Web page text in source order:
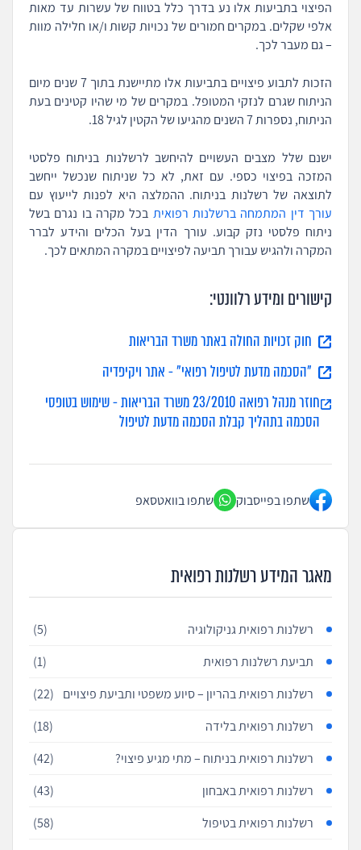
הפיצוי בתביעות אלו נע בדרך כלל בטווח של עשרות עד מאות
אלפי שקלים. במקרים חמורים של נכויות קשות ו/או חלילה מוות
– גם מעבר לכך.
הזכות לתבוע פיצויים בתביעות אלו מתיישנת בתוך 7 שנים מיום
הניתוח שגרם לנזקי המטופל. במקרים של מי שהיו קטינים בעת
הניתוח, נספרות 7 השנים מהגיעו של הקטין לגיל 18.
ישנם שלל מצבים העשויים להיחשב לרשלנות בניתוח פלסטי
המזכה בפיצוי כספי. עם זאת, לא כל שניתוח שנכשל ייחשב
לתוצאה של רשלנות בניתוח. ההמלצה היא לפנות לייעוץ עם
עורך דין המתמחה ברשלנות רפואית בכל מקרה בו נגרם בשל
ניתוח פלסטי נזק קבוע. עורך הדין בעל הכלים והידע לברר
המקרה ולהגיש עבורך תביעה לפיצויים במקרה המתאים לכך.
קישורים ומידע רלוונטי:
חוק זכויות החולה באתר משרד הבריאות
"הסכמה מדעת לטיפול רפואי" - אתר ויקיפדיה
חוזר מנהל רפואה 23/2010 משרד הבריאות - שימוש בטופסי
הסכמה בתהליך קבלת הסכמה מדעת לטיפול
שתפו בפייסבוק שתפו בוואטסאפ
מאגר המידע רשלנות רפואית
רשלנות רפואית גניקולוגיה
(5)
תביעת רשלנות רפואית
(1)
רשלנות רפואית בהריון – סיוע משפטי ותביעת פיצויים
(22)
רשלנות רפואית בלידה
(18)
רשלנות רפואית בניתוח – מתי מגיע פיצוי?
(42)
רשלנות רפואית באבחון
(43)
רשלנות רפואית בטיפול
(58)